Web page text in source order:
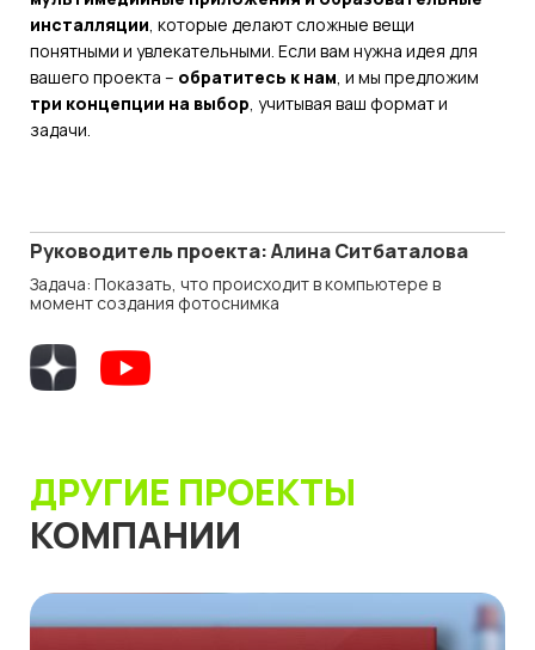
инсталляции , которые делают сложные вещи
понятными и увлекательными. Если вам нужна идея для
вашего проекта – обратитесь к нам , и мы предложим
три концепции на выбор , учитывая ваш формат и
задачи.
Руководитель проекта: Алина Ситбаталова
Задача: Показать, что происходит в компьютере в
момент создания фотоснимка
ДРУГИЕ ПРОЕКТЫ
КОМПАНИИ